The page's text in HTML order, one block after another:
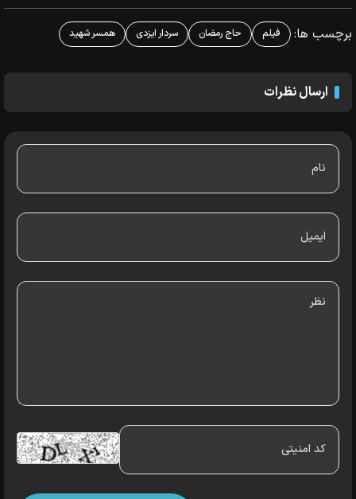
برچسب ها: فیلم حاج رمضان سردار ایزدی همسر شهید
ارسال نظرات